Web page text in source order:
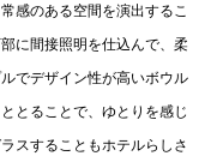
感のある空間を演出するこ
に間接照明を仕込んで、柔
でデザイン性が高いボウル
とることで、ゆとりを感じ
スすることもホテルらしさ